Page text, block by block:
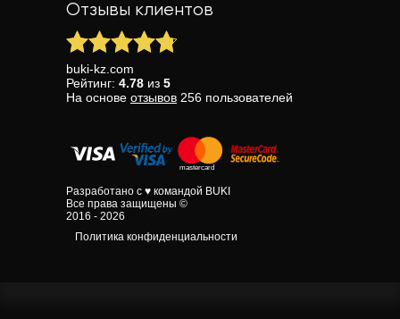
Отзывы клиентов
buki-kz.com
Рейтинг: 4.78 из 5
На основе отзывов 256 пользователей
Разработано с ♥ командой BUKI
Все права защищены ©
2016 - 2026
Политика конфиденциальности